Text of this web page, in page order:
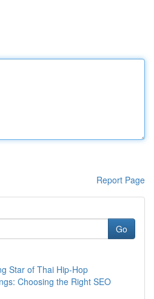
Report Page
Go
Star of Thai Hip-Hop
Choosing the Right SEO